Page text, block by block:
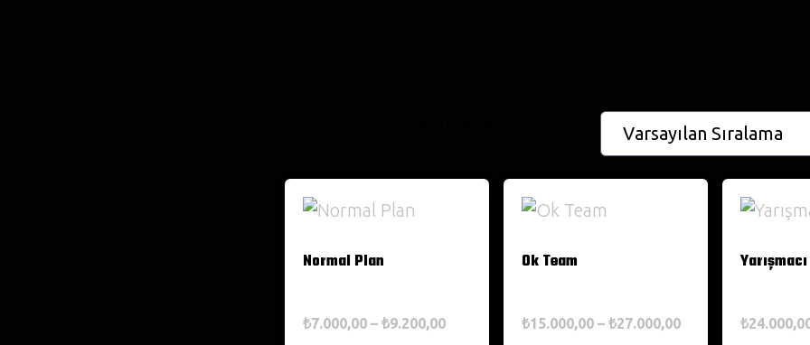
Normal Plan
₺7.000,00 – ₺9.200,00
Ok Team
₺15.000,00 – ₺27.000,00
Yarışmacı
₺